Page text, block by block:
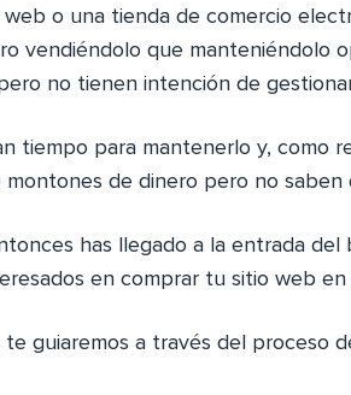
web o una tienda de comercio
vendiéndolo que manteniéndolo
no tienen intención de
tiempo para mantenerlo y, como
de dinero pero no saben
has llegado a la entrada
en comprar tu sitio web en
te guiaremos a través del proceso